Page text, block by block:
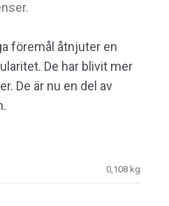
föremål åtnjuter en
De har blivit mer
De är nu en del av
0,108 kg